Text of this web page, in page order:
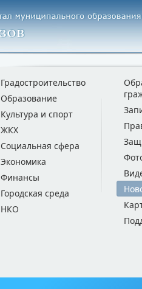
Градостроительство
Образование
Культура и спорт
ЖКХ
Социальная сфера
Экономика
Финансы
Городская среда
НКО